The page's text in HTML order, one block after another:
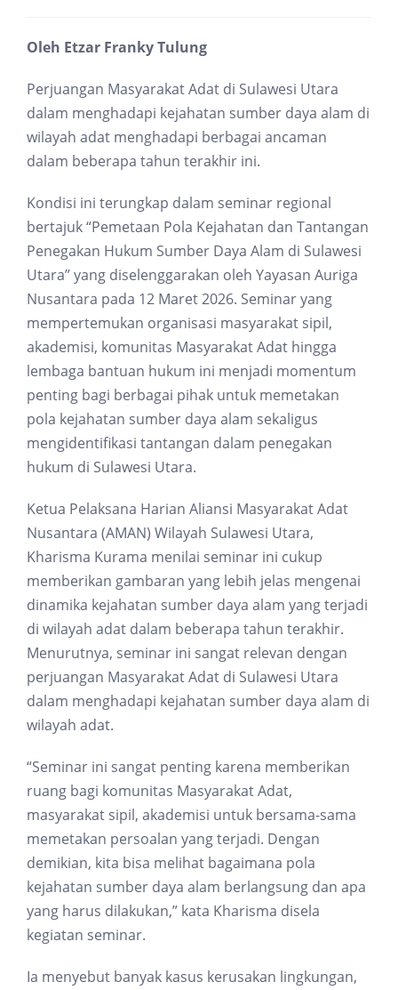
Oleh Etzar Franky Tulung
Perjuangan Masyarakat Adat di Sulawesi Utara
dalam menghadapi kejahatan sumber daya alam di
wilayah adat menghadapi berbagai ancaman
dalam beberapa tahun terakhir ini.
Kondisi ini terungkap dalam seminar regional
bertajuk “Pemetaan Pola Kejahatan dan Tantangan
Penegakan Hukum Sumber Daya Alam di Sulawesi
Utara” yang diselenggarakan oleh Yayasan Auriga
Nusantara pada 12 Maret 2026. Seminar yang
mempertemukan organisasi masyarakat sipil,
akademisi, komunitas Masyarakat Adat hingga
lembaga bantuan hukum ini menjadi momentum
penting bagi berbagai pihak untuk memetakan
pola kejahatan sumber daya alam sekaligus
mengidentifikasi tantangan dalam penegakan
hukum di Sulawesi Utara.
Ketua Pelaksana Harian Aliansi Masyarakat Adat
Nusantara (AMAN) Wilayah Sulawesi Utara,
Kharisma Kurama menilai seminar ini cukup
memberikan gambaran yang lebih jelas mengenai
dinamika kejahatan sumber daya alam yang terjadi
di wilayah adat dalam beberapa tahun terakhir.
Menurutnya, seminar ini sangat relevan dengan
perjuangan Masyarakat Adat di Sulawesi Utara
dalam menghadapi kejahatan sumber daya alam di
wilayah adat.
“Seminar ini sangat penting karena memberikan
ruang bagi komunitas Masyarakat Adat,
masyarakat sipil, akademisi untuk bersama-sama
memetakan persoalan yang terjadi. Dengan
demikian, kita bisa melihat bagaimana pola
kejahatan sumber daya alam berlangsung dan apa
yang harus dilakukan,” kata Kharisma disela
kegiatan seminar.
Ia menyebut banyak kasus kerusakan lingkungan,